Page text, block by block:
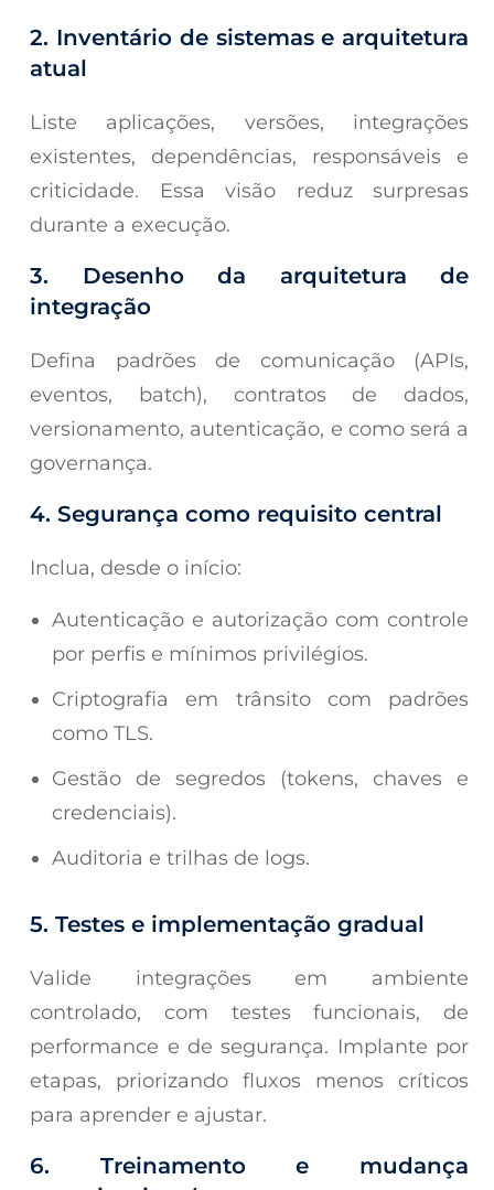
2. Inventário de sistemas e arquitetura
atual
Liste aplicações, versões, integrações
existentes, dependências, responsáveis e
criticidade. Essa visão reduz surpresas
durante a execução.
3. Desenho da arquitetura de
integração
Defina padrões de comunicação (APIs,
eventos, batch), contratos de dados,
versionamento, autenticação, e como será a
governança.
4. Segurança como requisito central
Inclua, desde o início:
Autenticação e autorização com controle
por perfis e mínimos privilégios.
Criptografia em trânsito com padrões
como TLS.
Gestão de segredos (tokens, chaves e
credenciais).
Auditoria e trilhas de logs.
5. Testes e implementação gradual
Valide integrações em ambiente
controlado, com testes funcionais, de
performance e de segurança. Implante por
etapas, priorizando fluxos menos críticos
para aprender e ajustar.
6. Treinamento e mudança